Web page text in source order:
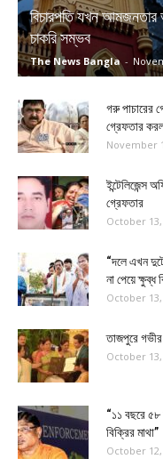
বিচারপতি যখন
চাকরি সম্ভব
The News Bangla -
গরু পাচারের
গ্রেফতার
November
ইন্টেলিজেন্স
গ্রেফতার
October 13,
“দলে এখন
না পেয়ে ক্ষুব্ধ
October 13,
তাজপুরে
October 13,
“১১ বছরে ৫৮
বিক্রির মাথা”
October 12,